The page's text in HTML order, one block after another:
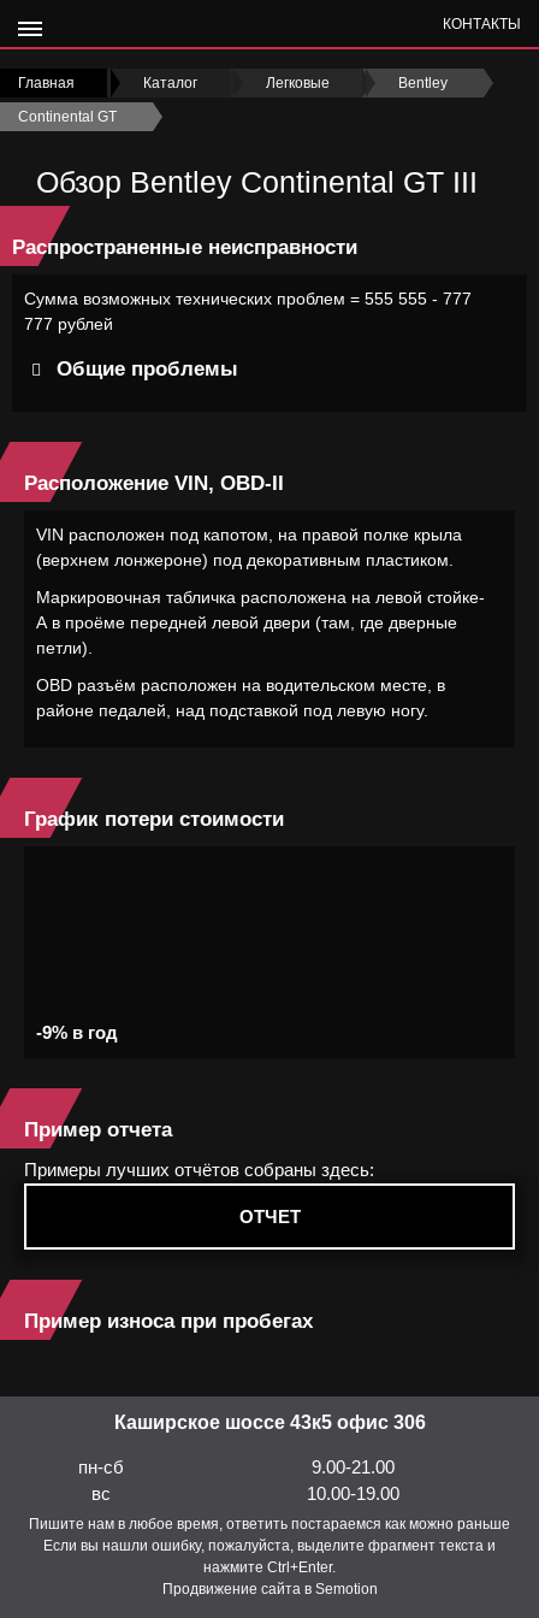
КОНТАКТЫ
Главная › Каталог Легковые › Bentley
›
Continental GT
›
Обзор Bentley Continental GT III
Распространенные неисправности
Сумма возможных технических проблем = 555 555 - 777
777 рублей
Общие проблемы
Расположение VIN, OBD-II
VIN расположен под капотом, на правой полке крыла
(верхнем лонжероне) под декоративным пластиком.
Маркировочная табличка расположена на левой стойке-
А в проёме передней левой двери (там, где дверные
петли).
OBD разъём расположен на водительском месте, в
районе педалей, над подставкой под левую ногу.
График потери стоимости
-9% в год
Пример отчета
Примеры лучших отчётов собраны здесь:
ОТЧЕТ
Пример износа при пробегах
Каширское шоссе 43к5 офис 306
пн-сб
9.00-21.00
вс
10.00-19.00
Пишите нам в любое время, ответить постараемся как можно раньше
Если вы нашли ошибку, пожалуйста, выделите фрагмент текста и
нажмите Ctrl+Enter.
Продвижение сайта в Semotion